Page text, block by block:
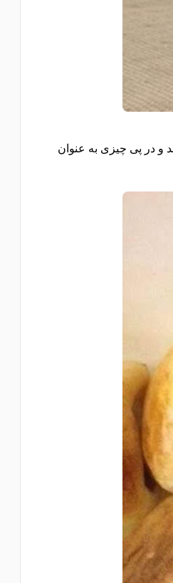
و در پی چیزی به عنوان